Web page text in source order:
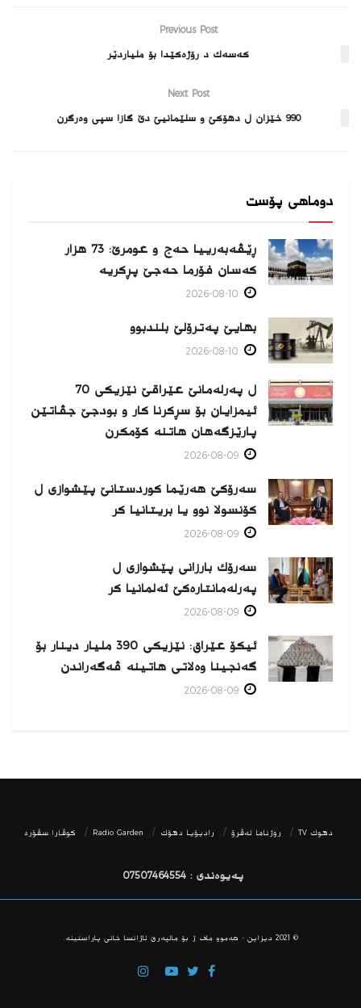
Previous Post
كه‌سه‌ك د رۆژه‌كێدا بۆ ملیاردێر
Next Post
990 خێزان ل دهۆكێ و سلێمانیێ دێ گازا سپى وه‌رگرن
دوماهی پۆست
ڕێڤه‌به‌رییا حه‌ج و عومرێ: 73 هزار
كه‌سان فۆرما حەجێ پڕکریه‌
بهایێ په‌ترۆلێ بلندبوو
ل پەرلەمانێ عێراقێ نێزیکی 70
ئیمزایان بۆ سڕکرنا کار و بودجێ جڤاتێن
پارێزگەهان هاتنە کۆمکرن
سەرۆکێ هەرێما کوردستانێ پێشوازی ل
کۆنسولا نوو یا بریتانیا کر
سەرۆك بارزانی پێشوازی ل
پەرلەمانتارەكێ ئەلمانیا كر
ئیکۆ عێراق: نێزیکی 390 ملیار دینار بۆ
گەنجینا وەلاتی هاتینە ڤەگەراندن
دھوك TV روژناما ئەڤرۆ رادیۆیا دهۆك Radio Garden كوڤارا سڤۆره‌
پەیوەندی : 07507464554
© 2021 دیزاین - هه‌موو ماف ژ بۆ مالپه‌رێ ئاژانسا خانی پاراستینه‌.